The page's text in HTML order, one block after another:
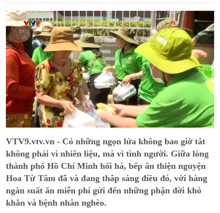
VTV9.vtv.vn - Có những ngọn lửa không bao giờ tắt
không phải vì nhiên liệu, mà vì tình người. Giữa lòng
thành phố Hồ Chí Minh hối hả, bếp ăn thiện nguyện
Hoa Từ Tâm đã và đang thắp sáng điều đó, với hàng
ngàn suất ăn miễn phí gửi đến những phận đời khó
khăn và bệnh nhân nghèo.